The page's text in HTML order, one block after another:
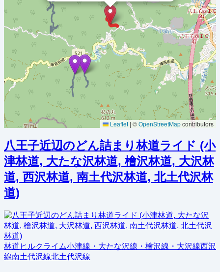
Leaflet | ©OpenStreetMapcontributors
八王子近辺のどん詰まり林道ライド (小
津林道, 大たな沢林道, 檜沢林道, 大沢林
道, 西沢林道, 南土代沢林道, 北土代沢林
道)
林道 ヒルクライム小津線・大たな沢線・檜沢線・大沢線西沢
線南土代沢線北土代沢線